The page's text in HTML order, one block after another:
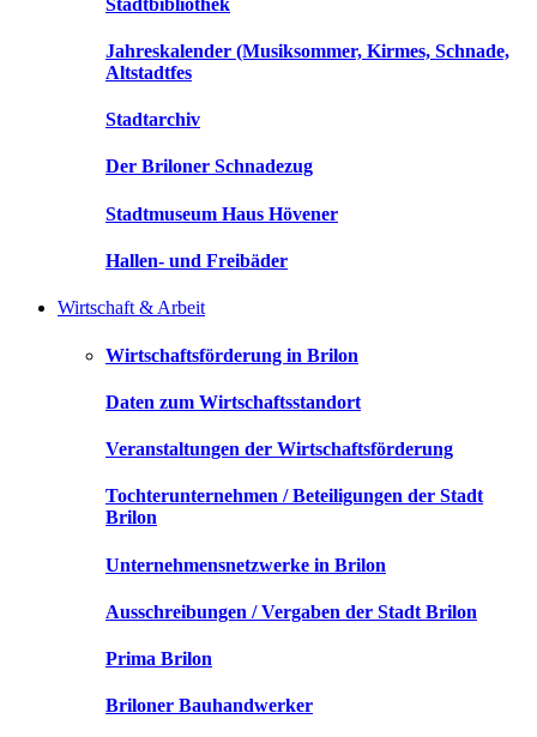
Jahreskalender (Musiksommer, Kirmes, Schnade,
Altstadtfes
Stadtarchiv
Der Briloner Schnadezug
Stadtmuseum Haus Hövener
Hallen- und Freibäder
Wirtschaft & Arbeit
Wirtschaftsförderung in Brilon
Daten zum Wirtschaftsstandort
Veranstaltungen der Wirtschaftsförderung
Tochterunternehmen / Beteiligungen der Stadt
Brilon
Unternehmensnetzwerke in Brilon
Ausschreibungen / Vergaben der Stadt Brilon
Prima Brilon
Briloner Bauhandwerker